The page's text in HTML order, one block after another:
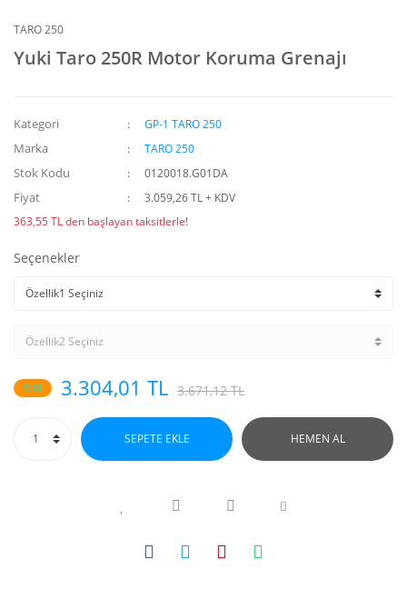
TARO 250
Yuki Taro 250R Motor Koruma Grenajı
Kategori GP-1 TARO 250
Marka TARO 250
Stok Kodu 0120018.G01DA
Fiyat
3.059,26 TL + KDV
363,55 TL den başlayan taksitlerle!
Seçenekler
%10 3.304,01 TL 3.671,12 TL
SEPETE EKLE HEMEN AL